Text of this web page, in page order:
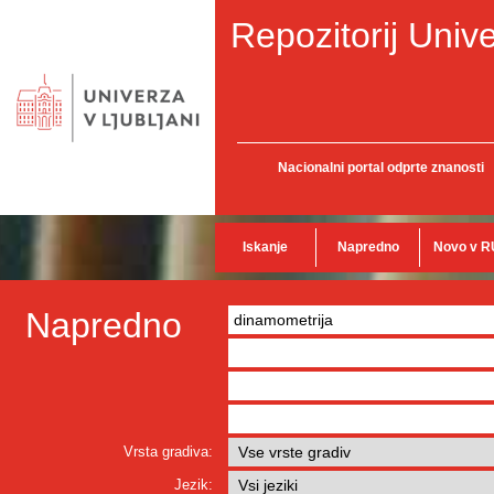
Repozitorij
Nacionalni portal odprte znanosti
Iskanje Napredno Novo v
Napredno
Vrsta gradiva:
Jezik: